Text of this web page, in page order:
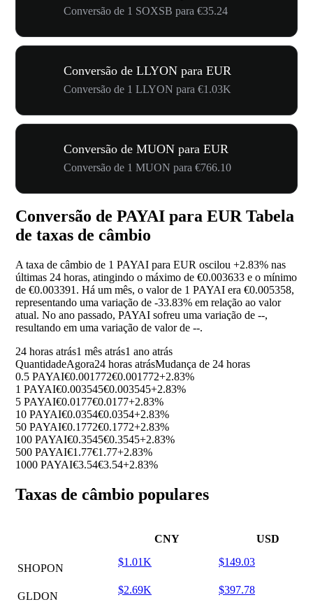
Conversão de 1 SOXSB para €35.24
Conversão de LLYON para EUR
Conversão de 1 LLYON para €1.03K
Conversão de MUON para EUR
Conversão de 1 MUON para €766.10
Conversão de PAYAI para EUR Tabela
de taxas de câmbio
A taxa de câmbio de 1 PAYAI para EUR oscilou +2.83% nas
últimas 24 horas, atingindo o máximo de €0.003633 e o mínimo
de €0.003391. Há um mês, o valor de 1 PAYAI era €0.005358,
representando uma variação de -33.83% em relação ao valor
atual. No ano passado, PAYAI sofreu uma variação de --,
resultando em uma variação de valor de --.
24 horas atrás1 mês atrás1 ano atrás
QuantidadeAgora24 horas atrásMudança de 24 horas
0.5 PAYAI€0.001772€0.001772+2.83%
1 PAYAI€0.003545€0.003545+2.83%
5 PAYAI€0.0177€0.0177+2.83%
10 PAYAI€0.0354€0.0354+2.83%
50 PAYAI€0.1772€0.1772+2.83%
100 PAYAI€0.3545€0.3545+2.83%
500 PAYAI€1.77€1.77+2.83%
1000 PAYAI€3.54€3.54+2.83%
Taxas de câmbio populares
CNY USD
SHOPON
$1.01K $149.03
GLDON
$2.69K $397.78